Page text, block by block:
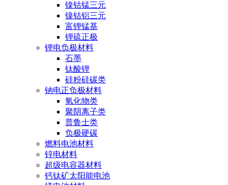
镍钴锰三元
镍钴铝三元
富锂锰基
锂硫正极
锂电负极材料
石墨
钛酸锂
硅粉硅碳类
钠电正负极材料
氧化物类
聚阴离子类
普鲁士类
负极硬碳
燃料电池材料
锌电材料
超级电容器材料
钙钛矿太阳能电池